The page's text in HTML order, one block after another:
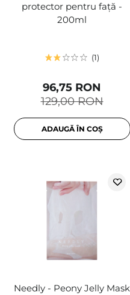
protector pentru față -
200ml
1
129,00 RON
96,75 RON
ADAUGĂ ÎN COȘ
Needly - Peony Jelly Mask